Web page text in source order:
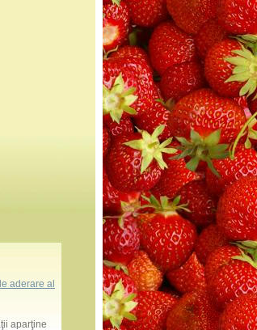
aderare al
aparţine